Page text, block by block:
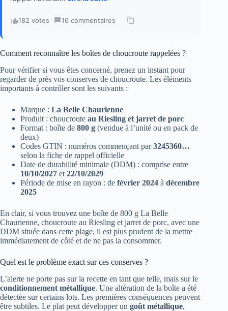
182 votes · 16 commentaires ·
Comment reconnaître les boîtes de choucroute rappelées ?
Pour vérifier si vous êtes concerné, prenez un instant pour
regarder de près vos conserves de choucroute. Les éléments
importants à contrôler sont les suivants :
Marque : La Belle Chaurienne
Produit : choucroute au Riesling et jarret de porc
Format : boîte de 800 g (vendue à l’unité ou en pack de
deux)
Codes GTIN : numéros commençant par3245360…
selon la fiche de rappel officielle
Date de durabilité minimale (DDM) : comprise entre
10/10/2027 et 22/10/2029
Période de mise en rayon : de février 2024 à décembre
2025
En clair, si vous trouvez une boîte de 800 g La Belle
Chaurienne, choucroute au Riesling et jarret de porc, avec une
DDM située dans cette plage, il est plus prudent de la mettre
immédiatement de côté et de ne pas la consommer.
Quel est le problème exact sur ces conserves ?
L’alerte ne porte pas sur la recette en tant que telle, mais sur le
conditionnement métallique. Une altération de la boîte a été
détectée sur certains lots. Les premières conséquences peuvent
être subtiles. Le plat peut développer un goût métallique,